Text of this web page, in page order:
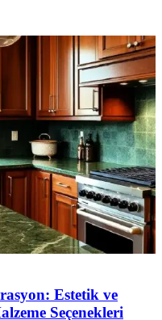
Estetik ve
Seçenekleri